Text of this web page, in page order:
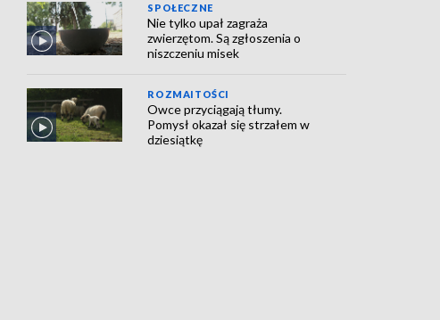
SPOŁECZNE
Nie tylko upał zagraża
zwierzętom. Są zgłoszenia o
niszczeniu misek
ROZMAITOŚCI
Owce przyciągają tłumy.
Pomysł okazał się strzałem w
dziesiątkę